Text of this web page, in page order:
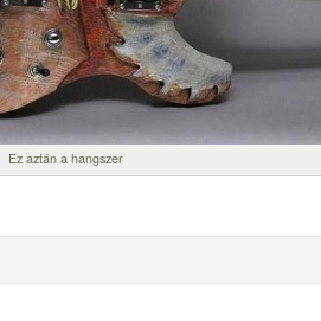
Ez aztán a hangszer